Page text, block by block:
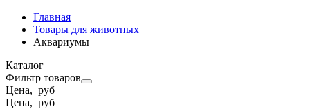
Главная
Товары для животных
Аквариумы
Каталог
Фильтр товаров
Цена, руб
Цена, руб